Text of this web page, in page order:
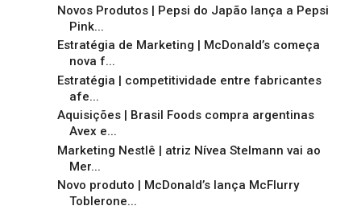
Novos Produtos | Pepsi do Japão lança a Pepsi
Pink...
Estratégia de Marketing | McDonald’s começa
nova f...
Estratégia | competitividade entre fabricantes
afe...
Aquisições | Brasil Foods compra argentinas
Avex e...
Marketing Nestlê | atriz Nívea Stelmann vai ao
Mer...
Novo produto | McDonald’s lança McFlurry
Toblerone...